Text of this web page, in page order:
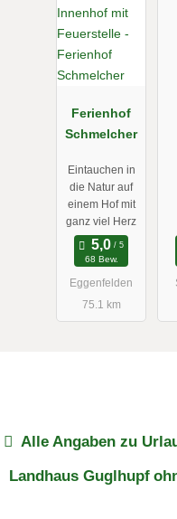
Ferienhof
Schmelcher
Eintauchen in
die Natur auf
einem Hof mit
ganz viel Herz
68 Bew.
Eggenfelden
75.1 km
Alle Angaben zu
Landhaus Guglhupf